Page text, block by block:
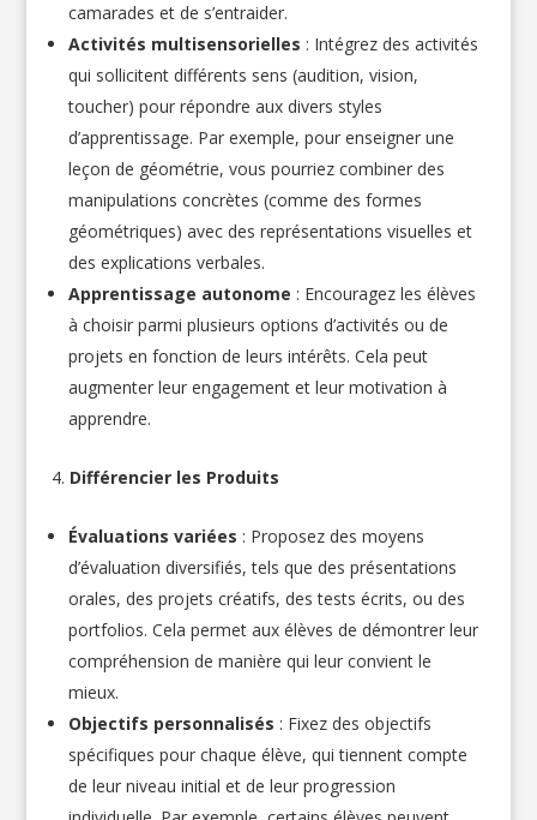
camarades et de s’entraider.
Activités multisensorielles : Intégrez des activités
qui sollicitent différents sens (audition, vision,
toucher) pour répondre aux divers styles
d’apprentissage. Par exemple, pour enseigner une
leçon de géométrie, vous pourriez combiner des
manipulations concrètes (comme des formes
géométriques) avec des représentations visuelles et
des explications verbales.
Apprentissage autonome : Encouragez les élèves
à choisir parmi plusieurs options d’activités ou de
projets en fonction de leurs intérêts. Cela peut
augmenter leur engagement et leur motivation à
apprendre.
Différencier les Produits
Évaluations variées : Proposez des moyens
d’évaluation diversifiés, tels que des présentations
orales, des projets créatifs, des tests écrits, ou des
portfolios. Cela permet aux élèves de démontrer leur
compréhension de manière qui leur convient le
mieux.
Objectifs personnalisés : Fixez des objectifs
spécifiques pour chaque élève, qui tiennent compte
de leur niveau initial et de leur progression